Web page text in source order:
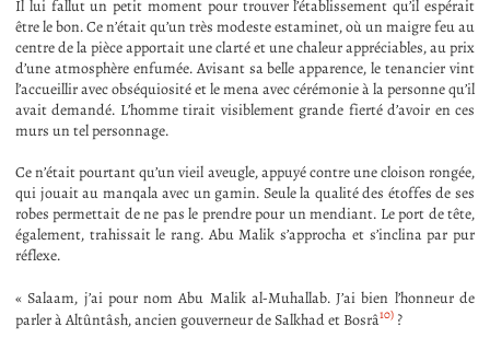
Il lui fallut un petit moment pour trouver l’établissement qu’il espérait
être le bon. Ce n’était qu’un très modeste estaminet, où un maigre feu au
centre de la pièce apportait une clarté et une chaleur appréciables, au prix
d’une atmosphère enfumée. Avisant sa belle apparence, le tenancier vint
l’accueillir avec obséquiosité et le mena avec cérémonie à la personne qu’il
avait demandé. L’homme tirait visiblement grande fierté d’avoir en ces
murs un tel personnage.
Ce n’était pourtant qu’un vieil aveugle, appuyé contre une cloison rongée,
qui jouait au manqala avec un gamin. Seule la qualité des étoffes de ses
robes permettait de ne pas le prendre pour un mendiant. Le port de tête,
également, trahissait le rang. Abu Malik s’approcha et s’inclina par pur
réflexe.
« Salaam, j’ai pour nom Abu Malik al-Muhallab. J’ai bien l’honneur de
parler à Altûntâsh, ancien gouverneur de Salkhad et Bosrâ10) ?